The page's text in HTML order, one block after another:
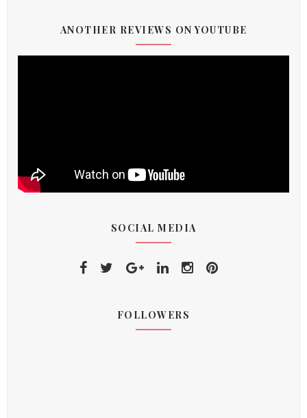
ANOTHER REVIEWS ON YOUTUBE
SOCIAL MEDIA
FOLLOWERS